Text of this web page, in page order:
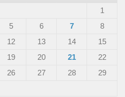
1
5 6 7
8
12 13 14
15
19 20 21
22
26 27 28
29